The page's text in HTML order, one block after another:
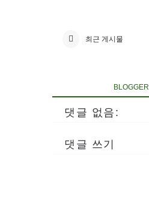
최근 게시물
BLOGGER
댓글 없음:
댓글 쓰기